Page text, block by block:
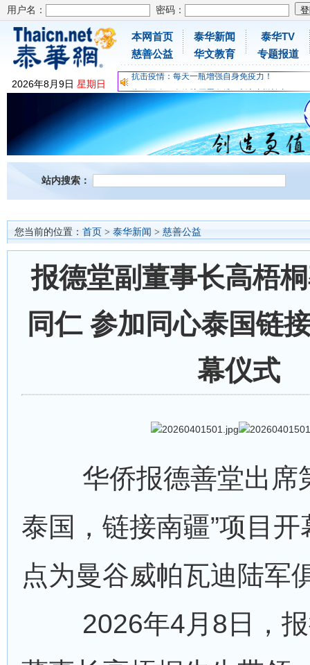
用户名： 密码：
2026年8月9日 星期日
本网首页
慈善公益
泰华新闻
华文教育
泰华TV
专题报道
为时不晚，人体胶原蛋白维C应该这样补充
关爱儿童健康，免费领取日本原装尤妮佳超立体
抗击疫情：每天一瓶增强自身免疫力！
为时不晚，人体胶原蛋白维C应该这样补充
关爱儿童健康，免费领取日本原装尤妮佳超立体
抗击疫情：每天一瓶增强自身免疫力！
站内搜索：
您当前的位置： 首页 > 泰华新闻 > 慈善公益
报德堂副董事长高梧
同仁 参加同心泰国链
幕仪式
华侨报德善堂出席
泰国，链接南疆”项目
点为曼谷威帕瓦迪陆军
2026年4月8日，